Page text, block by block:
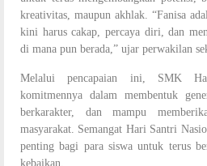
kreativitas, maupun akhlak. “Fanisa
kini harus cakap, percaya diri, dan
di mana pun berada,” ujar perwakilan
Melalui pencapaian ini, SMK
komitmennya dalam membentuk
berkarakter, dan mampu
masyarakat. Semangat Hari Santri
penting bagi para siswa untuk terus
kebaikan.